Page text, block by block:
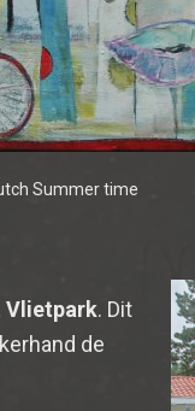
Summer time
Vlietpark. Dit
de